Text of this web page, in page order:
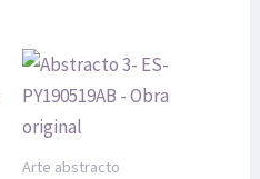
Arte abstracto